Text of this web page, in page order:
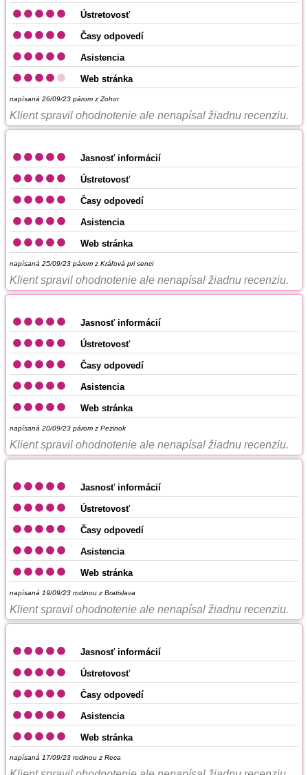
Ústretovosť
Časy odpovedí
Asistencia
Web stránka
napísaná 26/09/23 párom z Zohor
Klient spravil ohodnotenie ale nenapísal žiadnu recenziu.
Jasnosť informácií
Ústretovosť
Časy odpovedí
Asistencia
Web stránka
napísaná 25/09/23 párom z Kráľová pri senci
Klient spravil ohodnotenie ale nenapísal žiadnu recenziu.
Jasnosť informácií
Ústretovosť
Časy odpovedí
Asistencia
Web stránka
napísaná 20/09/23 párom z Pezinok
Klient spravil ohodnotenie ale nenapísal žiadnu recenziu.
Jasnosť informácií
Ústretovosť
Časy odpovedí
Asistencia
Web stránka
napísaná 19/09/23 rodinou z Bratislava
Klient spravil ohodnotenie ale nenapísal žiadnu recenziu.
Jasnosť informácií
Ústretovosť
Časy odpovedí
Asistencia
Web stránka
napísaná 17/09/23 rodinou z Reca